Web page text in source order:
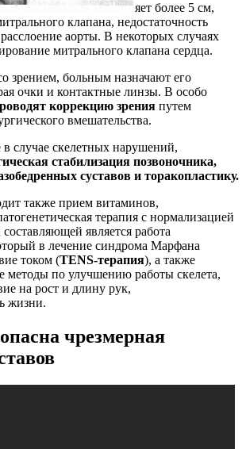
яет более 5 см,
клапана, недостаточность
аорты. В некоторых случаях
митрального клапана сердца.
зрением, больным назначают его
очки и контактные линзы. В особо
коррекцию зрения путем
вмешательства.
в случае скелетных нарушений,
стабилизация позвоночника,
суставов и торакопластику.
также прием витаминов,
терапия с нормализацией
является работа
в лечение синдрома Марфана
током (TENS-терапия), а также
методы по улучшению работы скелета,
на рост и длину рук,
жизни.
чрезмерная